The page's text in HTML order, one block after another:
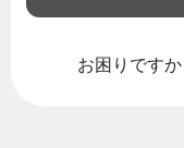
お困りですか